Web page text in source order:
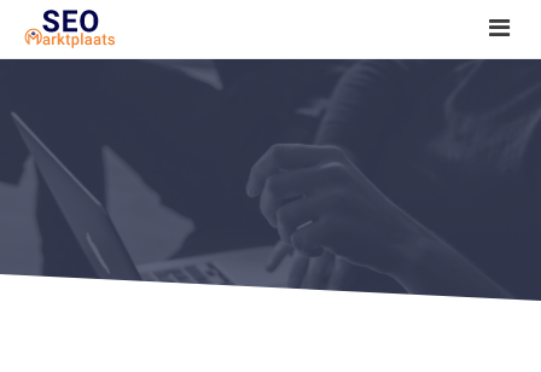
SEO tools reviews
Marketeer bij jou in de buurt?
Offerte
1. Seo voor beginners +
2. Onderzoeken +